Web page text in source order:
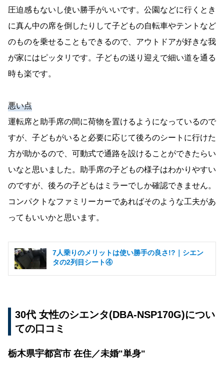
圧迫感もないし使い勝手がいいです。公園などに行くとき
に真ん中の席を倒したりして子どもの自転車やテントなど
のものを乗せることもできるので、アウトドアが好きな我
が家にはピッタリです。子どもの送り迎えで細い道を通る
時も楽です。
悪い点
運転席と助手席の間に荷物を置けるようになっているので
すが、子どもがいると必要に応じて後ろのシートに行けた
方が助かるので、可動式で通路を設けることができたらい
いなと思いました。助手席の子どもの様子はわかりやすい
のですが、後ろの子どもはミラーでしか確認できません。
コンパクトなファミリーカーであればそのような工夫があ
ってもいいかと思います。
7人乗りのメリットは使い勝手の良さ!?｜シエン
タの2列目シート④
30代 女性のシエンタ(DBA-NSP170G)につい
ての口コミ
栃木県宇都宮市 在住／未婚"単身"